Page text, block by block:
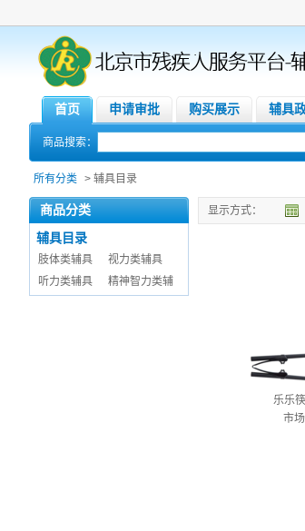
首页 申请审批 购买展示 辅具
商品搜索：
所有分类 > 辅具目录
商品分类
辅具目录
肢体类辅具
视力类辅具
听力类辅具
精神智力类辅
显示方式：
乐乐
市场